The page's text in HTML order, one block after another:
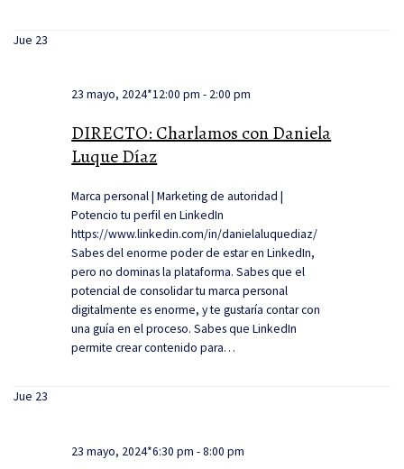
Jue 23
23 mayo, 2024*12:00 pm - 2:00 pm
DIRECTO: Charlamos con Daniela
Luque Díaz
Marca personal | Marketing de autoridad |
Potencio tu perfil en LinkedIn
https://www.linkedin.com/in/danielaluquediaz/
Sabes del enorme poder de estar en LinkedIn,
pero no dominas la plataforma. Sabes que el
potencial de consolidar tu marca personal
digitalmente es enorme, y te gustaría contar con
una guía en el proceso. Sabes que LinkedIn
permite crear contenido para…
Jue 23
23 mayo, 2024*6:30 pm -8:00 pm